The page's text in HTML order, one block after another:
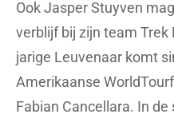
Ook Jasper Stuyven
verblijf bij zijn team Trek
jarige Leuvenaar komt
Amerikaanse
Fabian Cancellara. In